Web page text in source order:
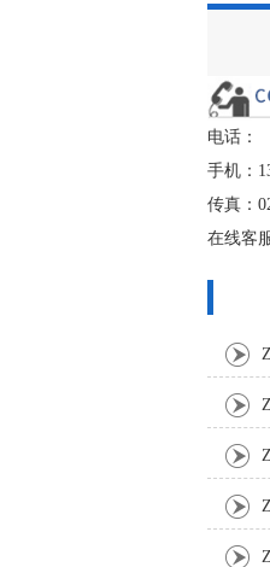
电话：
手机：
传真：
在线客
装机